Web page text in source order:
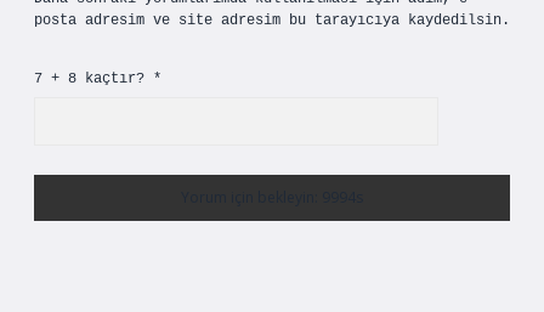
posta adresim ve site adresim bu tarayıcıya kaydedilsin.
7 + 8 kaçtır? *